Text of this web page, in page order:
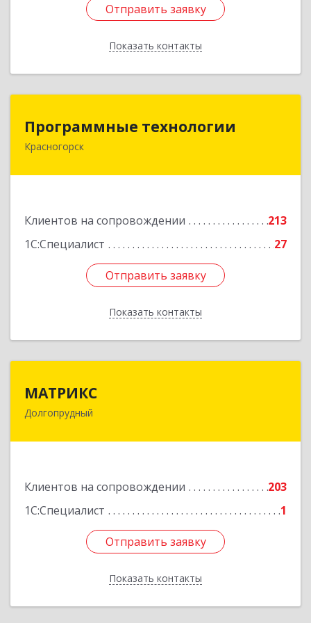
Отправить заявку
Показать контакты
Отправить заявку
Назад
Программные технологии
Красногорск
Клиентов на сопровождении
213
1С:Специалист
27
Отправить заявку
Показать контакты
143408, Московская обл, Красногорский р-н,
Отправить заявку
Назад
МАТРИКС
Долгопрудный
Клиентов на сопровождении
203
1С:Специалист
1
Отправить заявку
Показать контакты
141707, Московская обл, Долгопрудный г,
Отправить заявку
Назад